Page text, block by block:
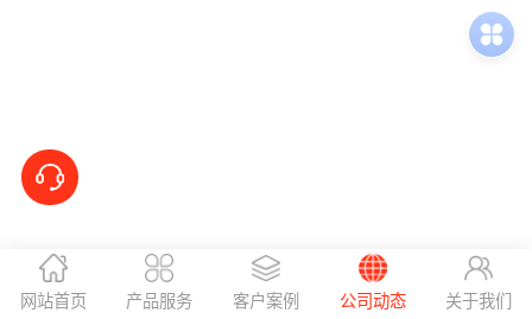
网站首页 产品服务 客户案例 公司动态 关于我们